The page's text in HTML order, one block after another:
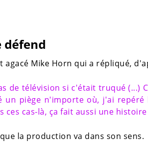
défend
agacé Mike Horn qui a répliqué,
de télévision si c'était truqué (...)
un piège n'importe où, j'ai
ces cas-là, ça fait aussi une
la production va dans son sens.